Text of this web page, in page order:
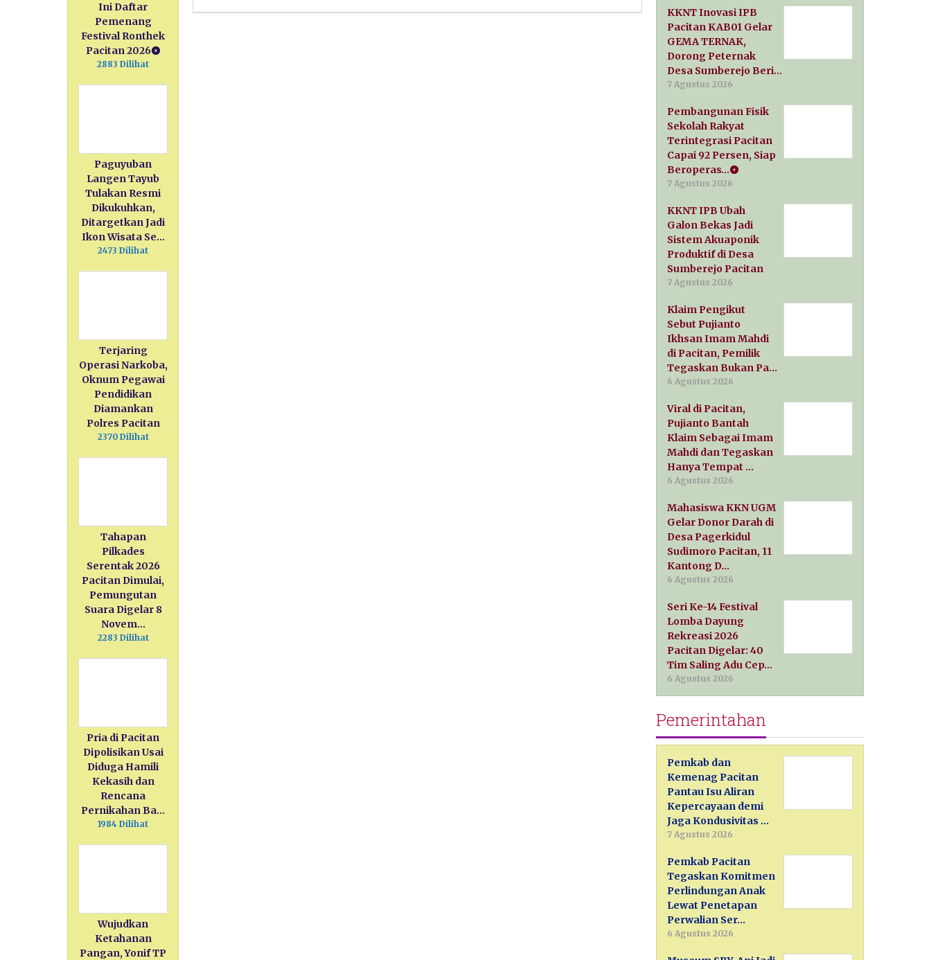
Ini Daftar
Pemenang
Festival Ronthek
Pacitan 2026
2883 Dilihat
Paguyuban
Langen Tayub
Tulakan Resmi
Dikukuhkan,
Ditargetkan Jadi
Ikon Wisata Se…
2473 Dilihat
Terjaring
Operasi Narkoba,
Oknum Pegawai
Pendidikan
Diamankan
Polres Pacitan
2370 Dilihat
Tahapan
Pilkades
Serentak 2026
Pacitan Dimulai,
Pemungutan
Suara Digelar 8
Novem…
2283 Dilihat
Pria di Pacitan
Dipolisikan Usai
Diduga Hamili
Kekasih dan
Rencana
Pernikahan Ba…
1984 Dilihat
Wujudkan
Ketahanan
Pangan, Yonif TP
Wulandari
KKNT Inovasi IPB
Pacitan KAB01 Gelar
GEMA TERNAK,
Dorong Peternak
Desa Sumberejo Beri…
7 Agustus 2026
Pembangunan Fisik
Sekolah Rakyat
Terintegrasi Pacitan
Capai 92 Persen, Siap
Beroperas…
7 Agustus 2026
KKNT IPB Ubah
Galon Bekas Jadi
Sistem Akuaponik
Produktif di Desa
Sumberejo Pacitan
7 Agustus 2026
Klaim Pengikut
Sebut Pujianto
Ikhsan Imam Mahdi
di Pacitan, Pemilik
Tegaskan Bukan Pa…
6 Agustus 2026
Viral di Pacitan,
Pujianto Bantah
Klaim Sebagai Imam
Mahdi dan Tegaskan
Hanya Tempat …
6 Agustus 2026
Mahasiswa KKN UGM
Gelar Donor Darah di
Desa Pagerkidul
Sudimoro Pacitan, 11
Kantong D…
6 Agustus 2026
Seri Ke-14 Festival
Lomba Dayung
Rekreasi 2026
Pacitan Digelar: 40
Tim Saling Adu Cep…
6 Agustus 2026
Pemerintahan
Pemkab dan
Kemenag Pacitan
Pantau Isu Aliran
Kepercayaan demi
Jaga Kondusivitas …
7 Agustus 2026
Pemkab Pacitan
Tegaskan Komitmen
Perlindungan Anak
Lewat Penetapan
Perwalian Ser…
6 Agustus 2026